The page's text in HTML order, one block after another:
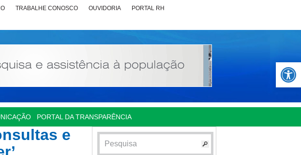
Abrir
TRABALHE CONOSCO OUVIDORIA PORTAL RH
PORTAL DA TRANSPARÊNCIA
e